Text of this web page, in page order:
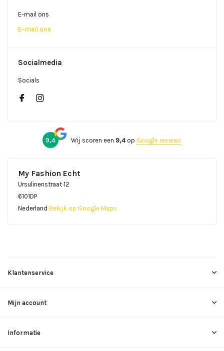
E-mail ons
E-mail ons
Socialmedia
Socials
9,4 Wij scoren een 9,4 op Google reviews
My Fashion Echt
Ursulinenstraat 12
6101DP
Nederland Bekijk op Google Maps
Klantenservice
Mijn account
Informatie